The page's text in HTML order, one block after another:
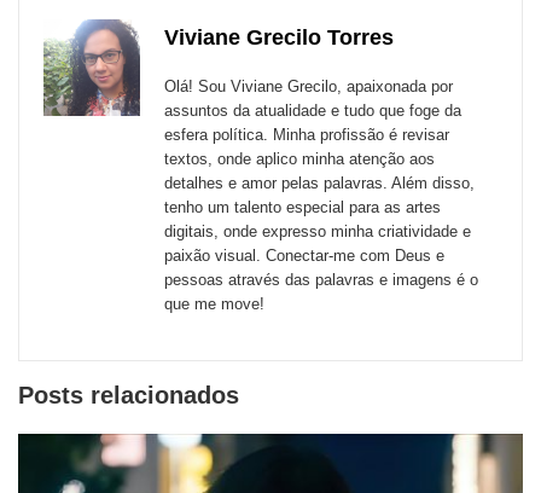
sites
externos
EmailFacebookMessenger
TwitterWhatsApp
LinkedIn
Viviane Grecilo Torres
Olá! Sou Viviane Grecilo, apaixonada por
assuntos da atualidade e tudo que foge da
esfera política. Minha profissão é revisar
textos, onde aplico minha atenção aos
detalhes e amor pelas palavras. Além disso,
tenho um talento especial para as artes
digitais, onde expresso minha criatividade e
paixão visual. Conectar-me com Deus e
pessoas através das palavras e imagens é o
que me move!
Posts relacionados